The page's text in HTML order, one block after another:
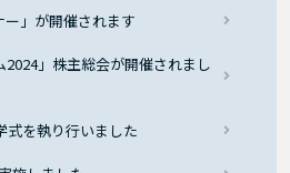
ー」が開催されます
2024」株主総会が開催されまし
式を執り行いました